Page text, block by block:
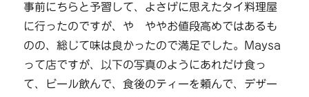
事前にちらと予習して、よさげに思えたタイ料理屋
に行ったのですが、や ややお値段高めではあるも
のの、総じて味は良かったので満足でした。Maysa
って店ですが、以下の写真のようにあれだけ食っ
て、ビール飲んで、食後のティーを頼んで、デザー